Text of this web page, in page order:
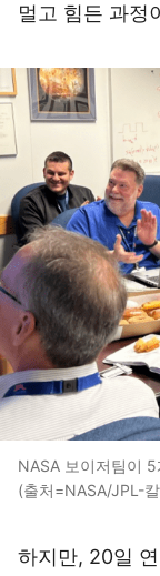
멀고 힘든 과정
NASA 보이저팀이
(출처=NASA/JPL-
하지만, 20일